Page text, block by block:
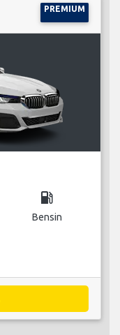
PREMIUM
local_gas_station
Bensin